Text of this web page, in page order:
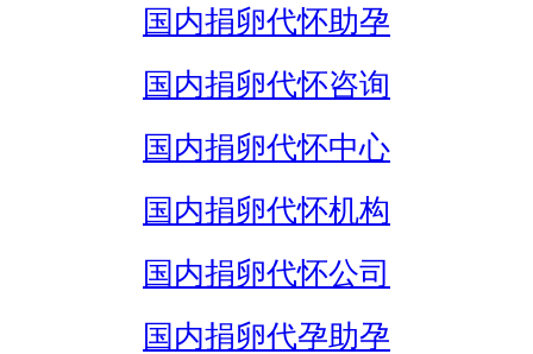
国内捐卵代怀助孕
国内捐卵代怀咨询
国内捐卵代怀中心
国内捐卵代怀机构
国内捐卵代怀公司
国内捐卵代孕助孕